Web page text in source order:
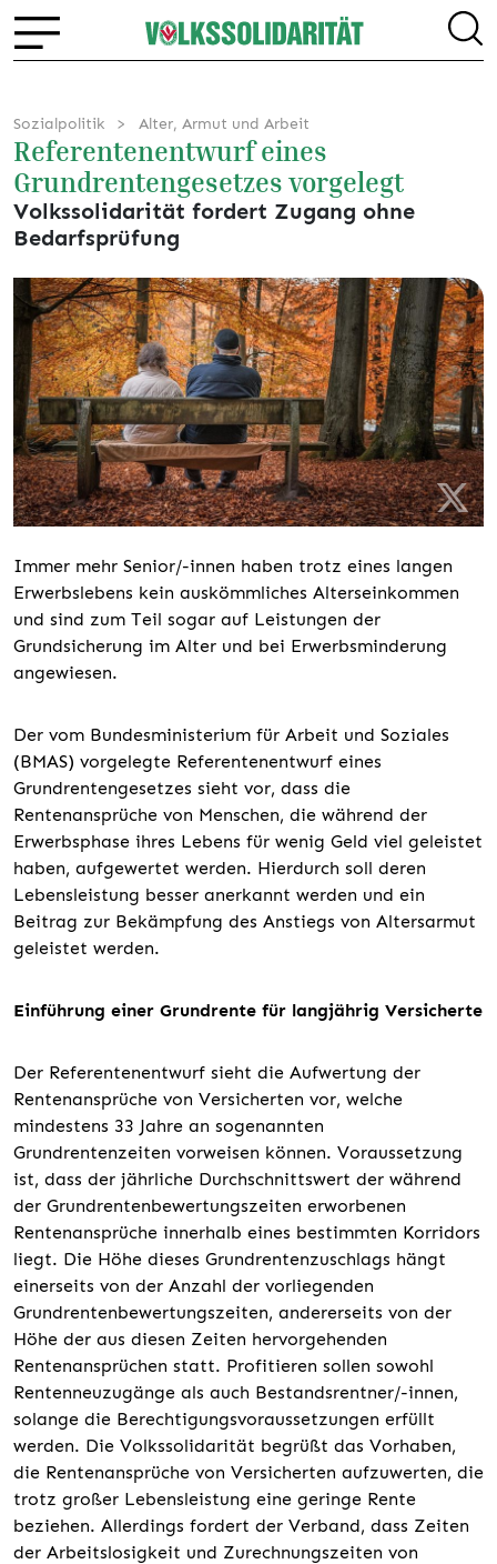
Sozialpolitik Alter, Armut und Arbeit
Referentenentwurf eines
Grundrentengesetzes vorgelegt
Volkssolidarität fordert Zugang ohne
Bedarfsprüfung
Immer mehr Senior/-innen haben trotz eines langen
Erwerbslebens kein auskömmliches Alterseinkommen
und sind zum Teil sogar auf Leistungen der
Grundsicherung im Alter und bei Erwerbsminderung
angewiesen.
Der vom Bundesministerium für Arbeit und Soziales
(BMAS) vorgelegte Referentenentwurf eines
Grundrentengesetzes sieht vor, dass die
Rentenansprüche von Menschen, die während der
Erwerbsphase ihres Lebens für wenig Geld viel geleistet
haben, aufgewertet werden. Hierdurch soll deren
Lebensleistung besser anerkannt werden und ein
Beitrag zur Bekämpfung des Anstiegs von Altersarmut
geleistet werden.
Einführung einer Grundrente für langjährig Versicherte
Der Referentenentwurf sieht die Aufwertung der
Rentenansprüche von Versicherten vor, welche
mindestens 33 Jahre an sogenannten
Grundrentenzeiten vorweisen können. Voraussetzung
ist, dass der jährliche Durchschnittswert der während
der Grundrentenbewertungszeiten erworbenen
Rentenansprüche innerhalb eines bestimmten Korridors
liegt. Die Höhe dieses Grundrentenzuschlags hängt
einerseits von der Anzahl der vorliegenden
Grundrentenbewertungszeiten, andererseits von der
Höhe der aus diesen Zeiten hervorgehenden
Rentenansprüchen statt. Profitieren sollen sowohl
Rentenneuzugänge als auch Bestandsrentner/-innen,
solange die Berechtigungsvoraussetzungen erfüllt
werden. Die Volkssolidarität begrüßt das Vorhaben,
die Rentenansprüche von Versicherten aufzuwerten, die
trotz großer Lebensleistung eine geringe Rente
beziehen. Allerdings fordert der Verband, dass Zeiten
der Arbeitslosigkeit und Zurechnungszeiten von